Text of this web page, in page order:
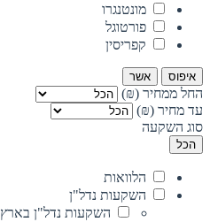
מונטנגרו
פורטוגל
קפריסין
איפוס אשר
החל ממחיר (₪)
עד מחיר (₪)
סוג השקעה
הכל
הלוואות
השקעות נדל"ן
השקעות נדל"ן בארץ